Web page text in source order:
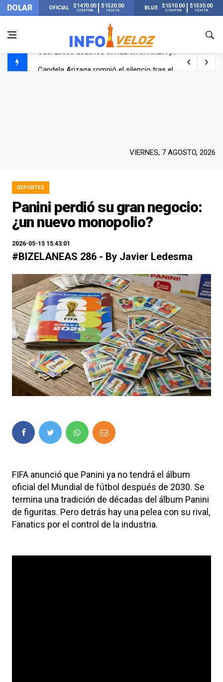
DOLAR OFICIAL $1470.00
COMPRA
$1520.00
VENTA BLUE $1510.00
COMPRA
$1530.00
VENTA
Candela Arizaga rompió el silencio tras el incidente
VIERNES, 7 AGOSTO, 2026
DEPORTES
Panini perdió su gran negocio:
¿un nuevo monopolio?
2026-05-15 15:43:01
#BIZELANEAS 286 - By Javier Ledesma
FIFA anunció que Panini ya no tendrá el álbum
oficial del Mundial de fútbol después de 2030. Se
termina una tradición de décadas del álbum Panini
de figuritas. Pero detrás hay una pelea con su rival,
Fanatics por el control de la industria.